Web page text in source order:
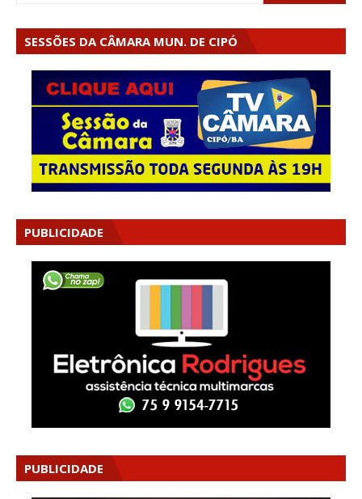
SESSÕES DA CÂMARA MUN. DE CIPÓ
PUBLICIDADE
PUBLICIDADE